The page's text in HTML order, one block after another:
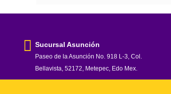
Sucursal Asunción
Paseo de la Asunción No. 918 L-3, Col.
Bellavista, 52172, Metepec, Edo Mex.